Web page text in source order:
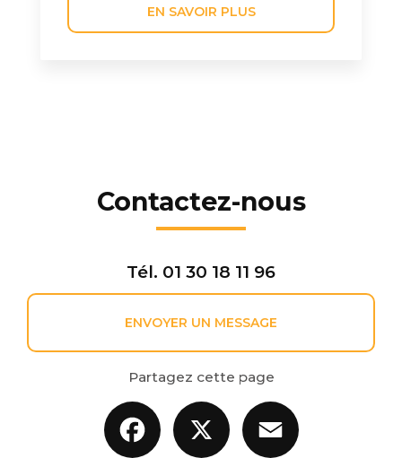
EN SAVOIR PLUS
Contactez-nous
Tél. 01 30 18 11 96
ENVOYER UN MESSAGE
Partagez cette page
Facebook